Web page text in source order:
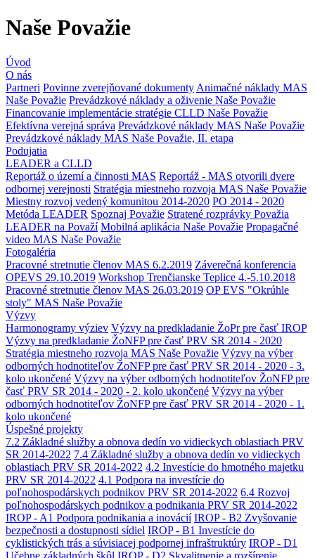
Naše Považie
Úvod
O nás
Partneri Povinne zverejňované dokumenty Animačné náklady MAS
Naše Považie Prevádzkové náklady a oživenie Naše Považie
Financovanie implementácie stratégie CLLD Naše Považie
Efektívna verejná správa Prevádzkové náklady MAS Naše Považie
Prevádzkové náklady MAS Naše Považie, II. etapa
Podujatia
LEADER a CLLD
Reportáž o území a činnosti MAS Reportáž - MAS otvorili dvere
odbornej verejnosti Stratégia miestneho rozvoja MAS Naše Považie
Miestny rozvoj vedený komunitou 2014-2020 PO 2014 - 2020
Metóda LEADER Spoznaj Považie Stratené rozprávky Považia
LEADER na Považí Mobilná aplikácia Naše Považie Propagačné
video MAS Naše Považie
Fotogaléria
Pracovné stretnutie členov MAS 6.2.2019 Záverečná konferencia
OPEVS 29.10.2019 Workshop Trenčianske Teplice 4.-5.10.2018
Pracovné stretnutie členov MAS 26.03.2019 OP EVS "Okrúhle
stoly" MAS Naše Považie
Výzvy
Harmonogramy výziev Výzvy na predkladanie ŽoPr pre časť IROP
Výzvy na predkladanie ŽoNFP pre časť PRV SR 2014 - 2020
Stratégia miestneho rozvoja MAS Naše Považie Výzvy na výber
odborných hodnotiteľov ŽoNFP pre časť PRV SR 2014 - 2020 - 3.
kolo ukončené Výzvy na výber odborných hodnotiteľov ŽoNFP pre
časť PRV SR 2014 - 2020 - 2. kolo ukončené Výzvy na výber
odborných hodnotiteľov ŽoNFP pre časť PRV SR 2014 - 2020 - 1.
kolo ukončené
Úspešné projekty
7.2 Základné služby a obnova dedín vo vidieckych oblastiach PRV
SR 2014-2022 7.4 Základné služby a obnova dedín vo vidieckych
oblastiach PRV SR 2014-2022 4.2 Investície do hmotného majetku
PRV SR 2014-2022 4.1 Podpora na investície do
poľnohospodárskych podnikov PRV SR 2014-2022 6.4 Rozvoj
poľnohospodárskych podnikov a podnikania PRV SR 2014-2022
IROP - A1 Podpora podnikania a inovácií IROP - B2 Zvyšovanie
bezpečnosti a dostupnosti sídiel IROP - B1 Investície do
cyklistických trás a súvisiacej podpornej infraštruktúry IROP - D1
Učebne základných škôl IROP - D2 Skvalitnenie a rozšírenie